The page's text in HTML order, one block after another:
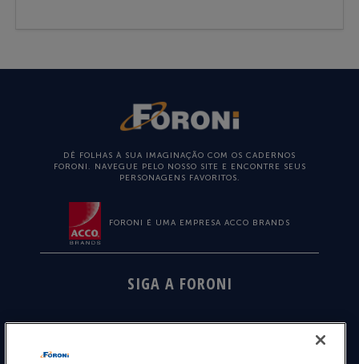
DÊ FOLHAS À SUA IMAGINAÇÃO COM OS CADERNOS
FORONI. NAVEGUE PELO NOSSO SITE E ENCONTRE SEUS
PERSONAGENS FAVORITOS.
FORONI É UMA EMPRESA ACCO BRANDS
SIGA A FORONI